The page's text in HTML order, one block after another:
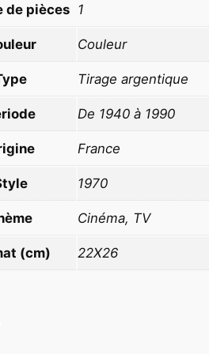
de pièces 1
Couleur
Tirage argentique
De 1940 à 1990
France
1970
Cinéma, TV
(cm) 22X26